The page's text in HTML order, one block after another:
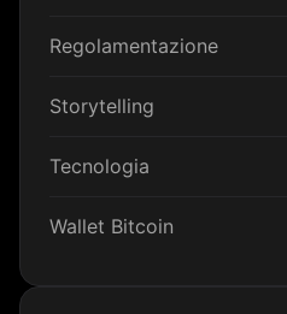
Regolamentazione
Storytelling
Tecnologia
Wallet Bitcoin